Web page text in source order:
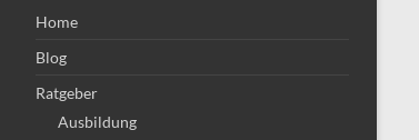
Home
Blog
Ratgeber
Ausbildung